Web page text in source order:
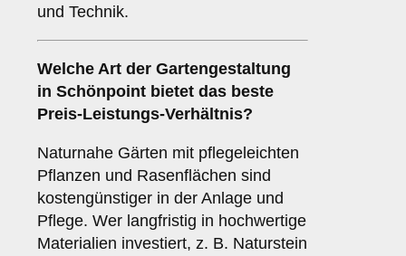
und Technik.
Welche Art der Gartengestaltung
in Schönpoint bietet das beste
Preis-Leistungs-Verhältnis?
Naturnahe Gärten mit pflegeleichten
Pflanzen und Rasenflächen sind
kostengünstiger in der Anlage und
Pflege. Wer langfristig in hochwertige
Materialien investiert, z. B. Naturstein